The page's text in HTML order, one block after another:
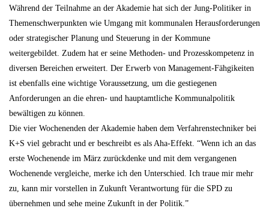
Während der Teilnahme an der Akademie hat sich der Jung-Politiker in
Themenschwerpunkten wie Umgang mit kommunalen Herausforderungen
oder strategischer Planung und Steuerung in der Kommune
weitergebildet. Zudem hat er seine Methoden- und Prozesskompetenz in
diversen Bereichen erweitert. Der Erwerb von Management-Fähgikeiten
ist ebenfalls eine wichtige Voraussetzung, um die gestiegenen
Anforderungen an die ehren- und hauptamtliche Kommunalpolitik
bewältigen zu können.
Die vier Wochenenden der Akademie haben dem Verfahrenstechniker bei
K+S viel gebracht und er beschreibt es als Aha-Effekt. “Wenn ich an das
erste Wochenende im März zurückdenke und mit dem vergangenen
Wochenende vergleiche, merke ich den Unterschied. Ich traue mir mehr
zu, kann mir vorstellen in Zukunft Verantwortung für die SPD zu
übernehmen und sehe meine Zukunft in der Politik.”